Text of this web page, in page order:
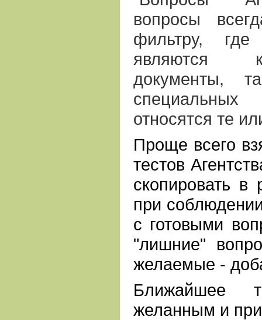
вопросы
фильтру, где
являются
документы,
относятся те
Проще всего
тестов
скопировать в
при
с готовыми
"лишние"
желаемые -
Ближайшее
желанным и